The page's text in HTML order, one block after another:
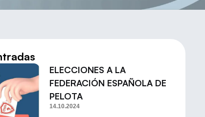
ELECCIONES A LA
FEDERACIÓN ESPAÑOLA DE
PELOTA
14.10.2024